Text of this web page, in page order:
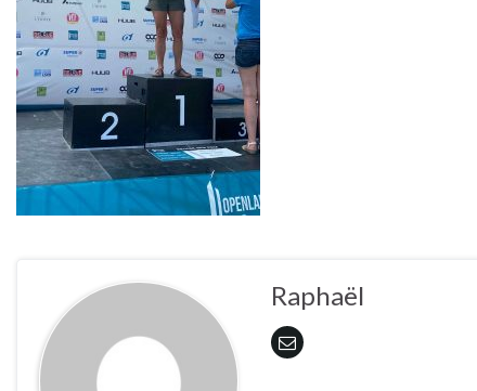
Raphaël